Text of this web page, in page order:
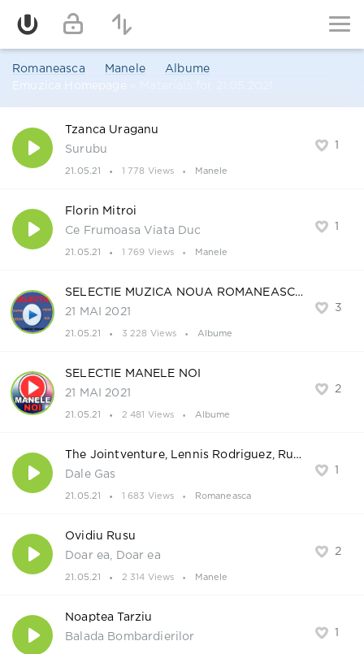
Romaneasca Manele
Albume
Emuzica Homepage
1
Tzanca Uraganu
Surubu
21.05.21 1 778 Views Manele
1
Florin Mitroi
Ce Frumoasa Viata Duc
21.05.21 1 769 Views Manele
3
SELECTIE MUZICA NOUA ROMANEASCA
21 MAI 2021
21.05.21 3 228 Views Albume
2
SELECTIE MANELE NOI
21 MAI 2021
21.05.21 2 481 Views Albume
1
The Jointventure, Lennis Rodriguez, Ruby Feat. Hyemin
Dale Gas
21.05.21 1 683 Views Romaneasca
2
Ovidiu Rusu
Doar ea, Doar ea
21.05.21 2 314 Views Manele
1
Noaptea Tarziu
Balada Bombardierilor